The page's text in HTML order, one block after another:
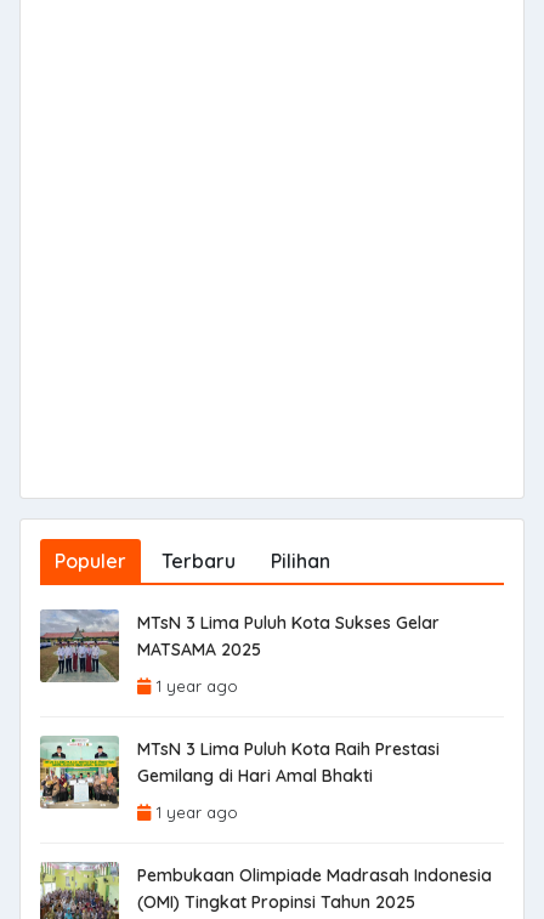
Populer Terbaru Pilihan
MTsN 3 Lima Puluh Kota Sukses Gelar
MATSAMA 2025
1 year ago
MTsN 3 Lima Puluh Kota Raih Prestasi
Gemilang di Hari Amal Bhakti
1 year ago
Pembukaan Olimpiade Madrasah Indonesia
(OMI) Tingkat Propinsi Tahun 2025